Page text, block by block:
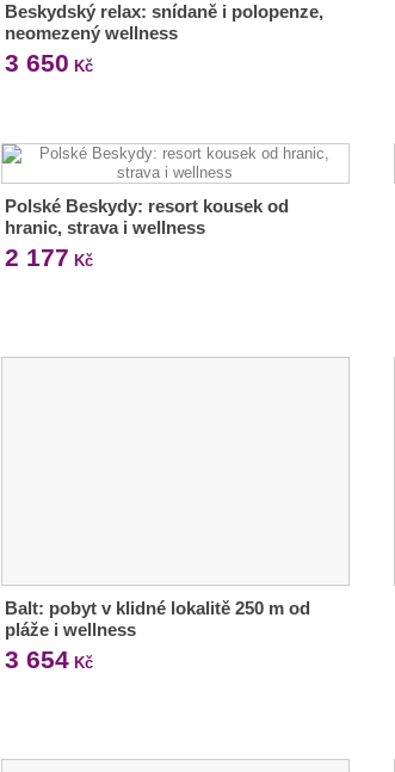
Beskydský relax: snídaně i polopenze,
neomezený wellness
3 650 Kč
Polské Beskydy: resort kousek od
hranic, strava i wellness
2 177 Kč
Balt: pobyt v klidné lokalitě 250 m od
pláže i wellness
3 654 Kč